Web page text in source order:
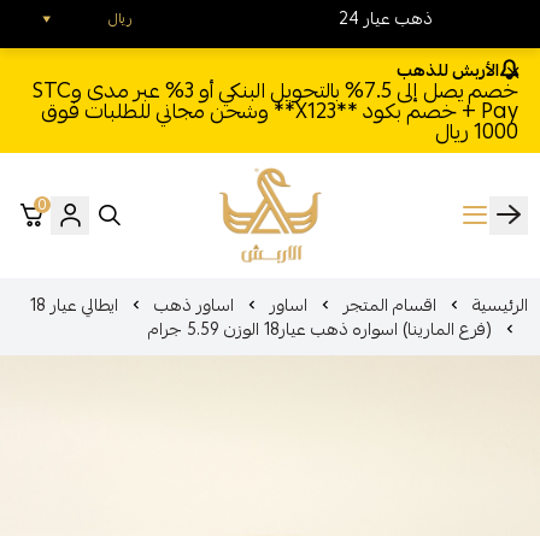
الأربش للذهب
خصم يصل إلى 7.5% بالتحويل البنكي أو 3% عبر مدى وSTC
Pay + خصم بكود **X123** وشحن مجاني للطلبات فوق
1000 ريال
الأربش للذهب
0
الرئيسية اقسام المتجر اساور اساور ذهب ايطالي عيار 18
(فرع المارينا) اسواره ذهب عيار18 الوزن 5.59 جرام
24 ذهب عيار ريال